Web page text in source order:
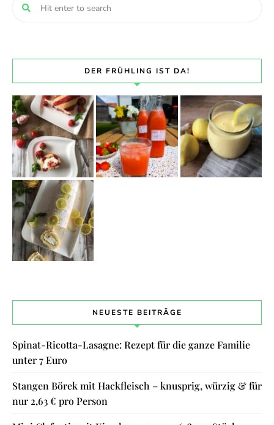
DER FRÜHLING IST DA!
NEUESTE BEITRÄGE
Spinat-Ricotta-Lasagne: Rezept für die ganze Familie
unter 7 Euro
Stangen Börek mit Hackfleisch – knusprig, würzig & für
nur 2,63 € pro Person